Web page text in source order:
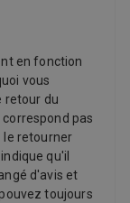
en fonction
vous
retour du
pas
le retourner
qu'il
d'avis et
toujours